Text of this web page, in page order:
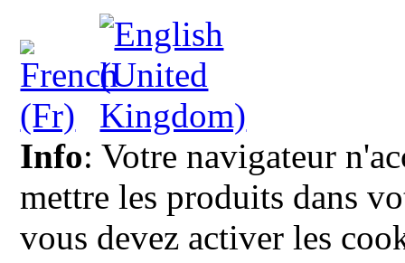
Info: Votre navigateur
mettre les produits dans
vous devez activer les